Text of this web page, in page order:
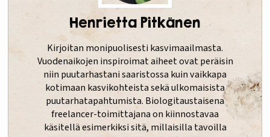
Henrietta Pitkänen
Kirjoitan monipuolisesti kasvimaailmasta.
Vuodenaikojen inspiroimat aiheet ovat peräisin
niin puutarhastani saaristossa kuin vaikkapa
kotimaan kasvikohteista sekä ulkomaisista
puutarhatapahtumista. Biologitaustaisena
freelancer-toimittajana on kiinnostavaa
käsitellä esimerkiksi sitä, millaisilla tavoilla